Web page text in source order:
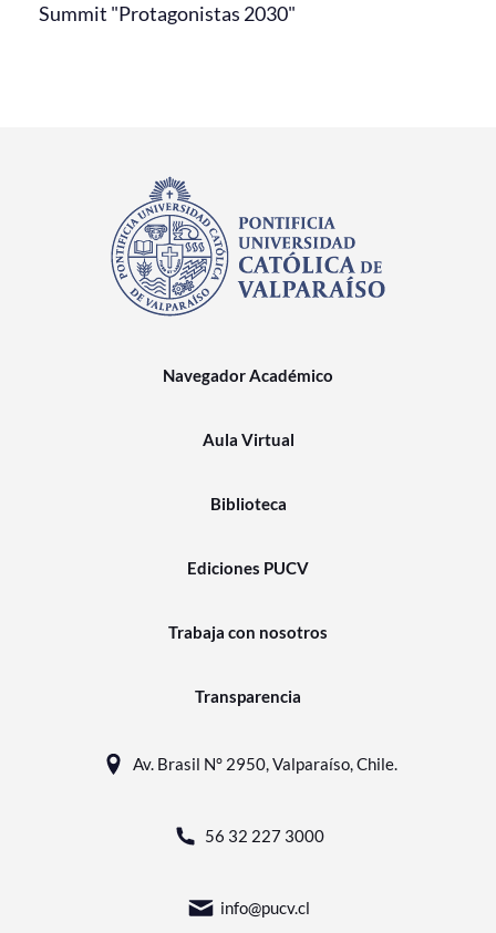
Summit "Protagonistas 2030"
Navegador Académico
Aula Virtual
Biblioteca
Ediciones PUCV
Trabaja con nosotros
Transparencia
Av. Brasil N° 2950, Valparaíso, Chile.
56 32 227 3000
info@pucv.cl